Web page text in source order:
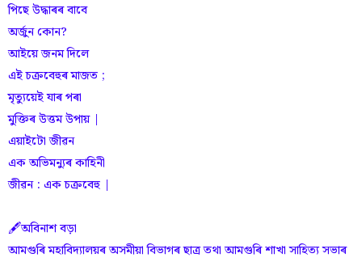
পিছে উদ্ধাৰৰ বাবে
অৰ্জুন কোন?
আইয়ে জনম দিলে
এই চক্ৰবেহুৰ মাজত ;
মৃত্যুয়েই যাৰ পৰা
মুক্তিৰ উত্তম উপায় |
এয়াইটো জীৱন
এক অভিমন্যুৰ কাহিনী
জীৱন : এক চক্ৰবেহু |
🖋️অবিনাশ বড়া
আমগুৰি মহাবিদ্যালয়ৰ অসমীয়া বিভাগৰ ছাত্র তথা আমগুৰি শাখা সাহিত্য সভাৰ